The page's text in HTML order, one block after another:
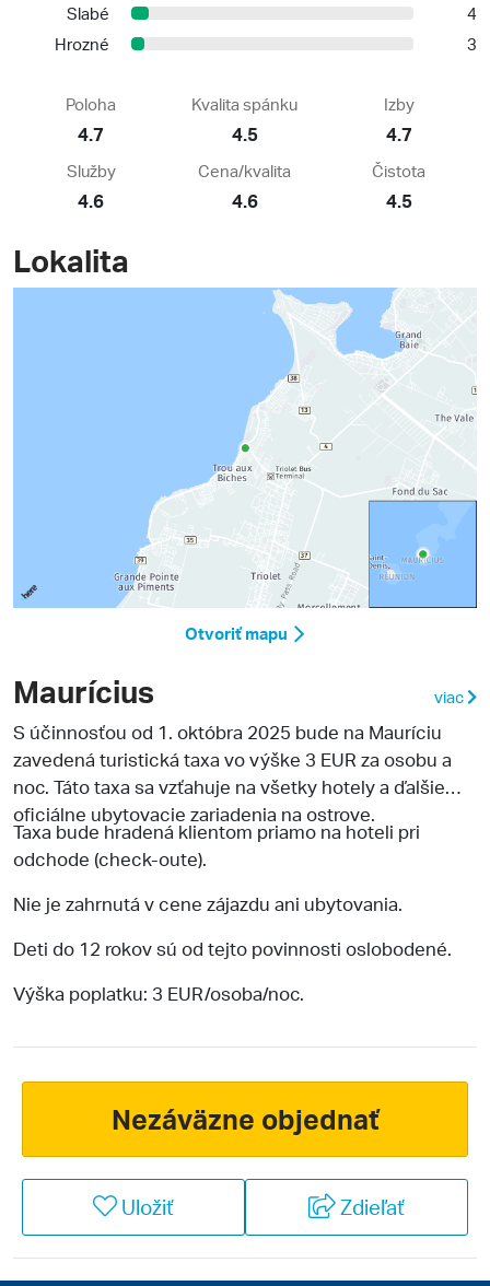
Slabé
4
Hrozné
3
Poloha
4.7
Kvalita spánku
4.5
Izby
4.7
Služby
4.6
Cena/kvalita
4.6
Čistota
4.5
Lokalita
Otvoriť mapu
Maurícius viac
S účinnosťou od 1. októbra 2025 bude na Mauríciu
zavedená turistická taxa vo výške 3 EUR za osobu a
noc. Táto taxa sa vzťahuje na všetky hotely a ďalšie
oficiálne ubytovacie zariadenia na ostrove.
Taxa bude hradená klientom priamo na hoteli pri
odchode (check-oute).
Nie je zahrnutá v cene zájazdu ani ubytovania.
Deti do 12 rokov sú od tejto povinnosti oslobodené.
Výška poplatku: 3 EUR/osoba/noc.
Nezáväzne objednať
Uložiť Zdieľať